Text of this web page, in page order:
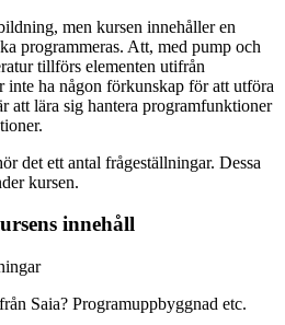
men kursen innehåller en
programmeras. Att, med pump och
tillförs elementen utifrån
inte ha någon förkunskap för att utföra
att lära sig hantera programfunktioner
det ett antal frågeställningar. Dessa
kursen.
innehåll
Saia? Programuppbyggnad etc.